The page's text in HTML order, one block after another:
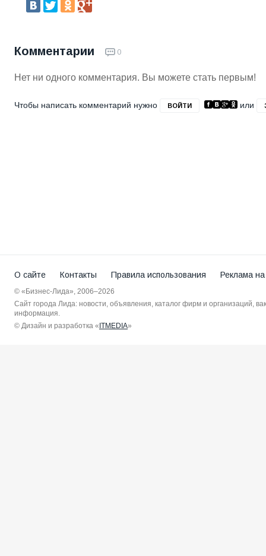
Комментарии 0
Нет ни одного комментария. Вы можете стать первым!
Чтобы написать комментарий нужно ВОЙТИ или
О сайте Контакты Правила использования Реклама
© «Бизнес-Лида», 2006–2026
Сайт города Лида: новости, объявления, каталог фирм и организаций,
информация.
© Дизайн и разработка « ITMEDIA»